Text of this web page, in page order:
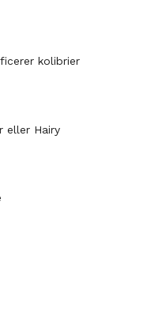
kolibrier
eller Hairy